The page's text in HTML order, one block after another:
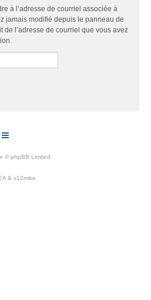
à l’adresse de courriel associée à
jamais modifié depuis le panneau de
de l’adresse de courriel que vous avez
© phpBB Limited
& v12mike